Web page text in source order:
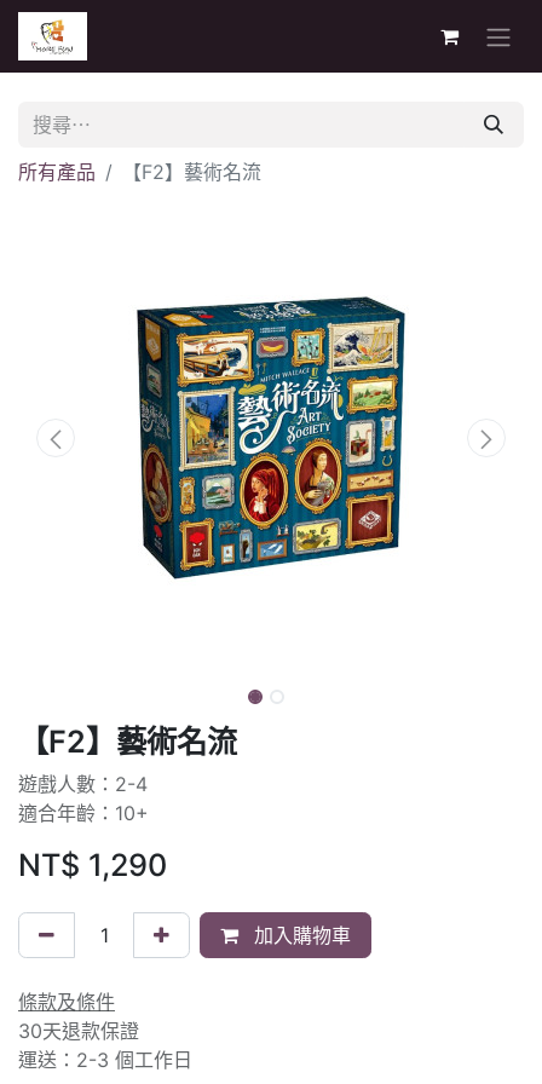
所有產品 【F2】藝術名流
【F2】藝術名流
遊戲人數：2-4
適合年齡：10+
NT$ 1,290
加入購物車
條款及條件
30天退款保證
運送：2-3 個工作日